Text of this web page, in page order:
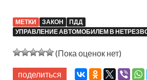
МЕТКИ ЗАКОН
ПДД
УПРАВЛЕНИЕ АВТОМОБИЛЕМ В
(Пока оценок нет)
поделиться